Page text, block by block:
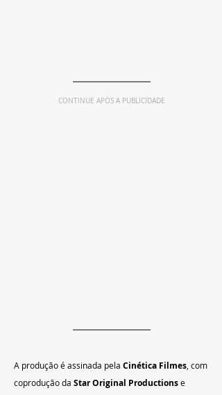
CONTINUE APÓS A PUBLICIDADE
A produção é assinada pela Cinética Filmes , com
coprodução da Star Original Productions e